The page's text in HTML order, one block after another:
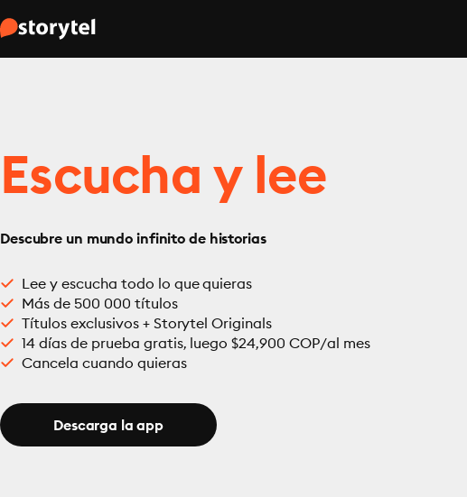
Escucha y lee
Descubre un mundo infinito de historias
Lee y escucha todo lo que quieras
Más de 500 000 títulos
Títulos exclusivos + Storytel Originals
14 días de prueba gratis, luego $24,900 COP/al mes
Cancela cuando quieras
Descarga la app